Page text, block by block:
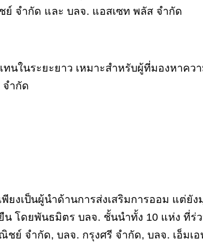
จำกัด และ บลจ. แอสเซท พลัส จำกัด
ในระยะยาว เหมาะสำหรับผู้ที่มองหาคว
จำกัด
งเป็นผู้นำด้านการส่งเสริมการออม แต่ยัง
น โดยพันธมิตร บลจ. ชั้นนำทั้ง 10 แห่ง ที่ร่
ย์ จำกัด, บลจ. กรุงศรี จำกัด, บลจ. เอ็มเ